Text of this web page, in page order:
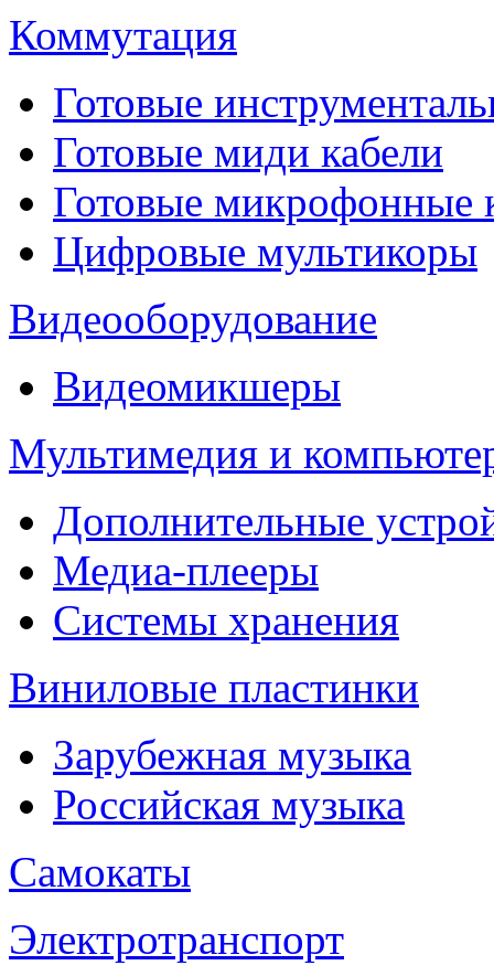
Коммутация
Готовые
Готовые миди кабели
Готовые микрофонные
Цифровые мультикоры
Видеооборудование
Видеомикшеры
Мультимедия и
Дополнительные
Медиа-плееры
Системы хранения
Виниловые пластинки
Зарубежная музыка
Российская музыка
Самокаты
Электротранспорт